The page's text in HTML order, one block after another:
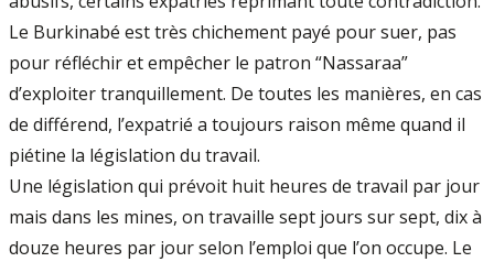
Le Burkinabé est très chichement payé pour suer, pas
pour réfléchir et empêcher le patron “Nassaraa”
d’exploiter tranquillement. De toutes les manières, en cas
de différend, l’expatrié a toujours raison même quand il
piétine la législation du travail.
Une législation qui prévoit huit heures de travail par jour
mais dans les mines, on travaille sept jours sur sept, dix à
douze heures par jour selon l’emploi que l’on occupe. Le